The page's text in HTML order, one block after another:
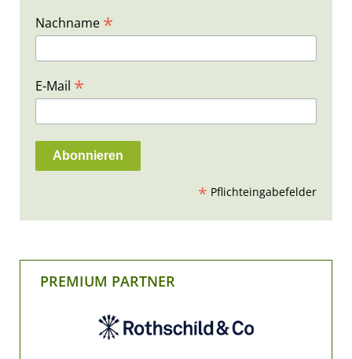
Nachname *
E-Mail *
* Pflichteingabefelder
PREMIUM PARTNER